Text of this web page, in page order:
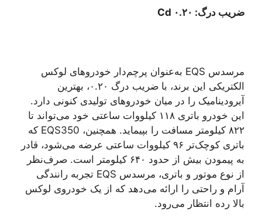
ضریب درگ: ۰.۲۰ Cd
مرسدس EQS به‌عنوان پرچم‌دار خودروهای لوکس
الکتریکی این برند، با ضریب درگ ۰.۲۰، بهترین
آیرودینامیک را در میان خودروهای تولیدی کنونی دارد.
این خودرو باتری ۱۱۸ کیلووات ساعتی خود می‌تواند تا
۸۲۲ کیلومتر مسافت را بپیماید. همچنین، EQS350 که
باتری کوچک‌تر ۹۶ کیلووات ساعتی عرضه می‌شود، قادر
به پیمودن بیش از حدود ۶۴۰ کیلومتر است. صرف‌نظر
از نوع موتور و باتری، مرسدس EQS تجربه رانندگی
آرام و راحتی را ارائه می‌دهد که از یک خودروی لوکس
بالا رده انتظار می‌رود.